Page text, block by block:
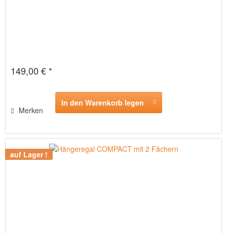
149,00 € *
Merken
In den Warenkorb legen
auf Lager !